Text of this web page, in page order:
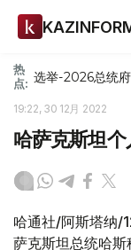
热
点: 选举-2026总统府
19:22, 30 12月 2022
哈萨克斯坦
哈通社/阿斯塔纳
萨克斯坦总统哈